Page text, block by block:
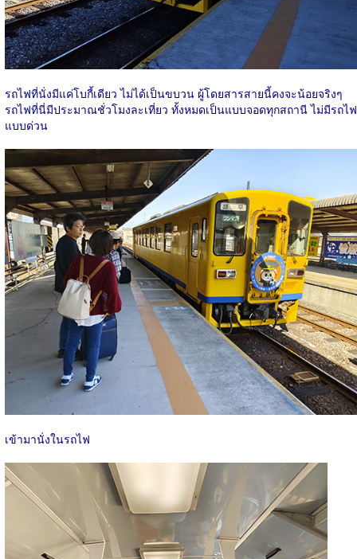
รถไฟที่นั่งมีแค่โบกี้เดียว ไม่ได้เป็นขบวน ผู้โดยสารสายนี้คงจะน้อยจริงๆ
รถไฟที่นี่มีประมาณชั่วโมงละเที่ยว ทั้งหมดเป็นแบบจอดทุกสถานี ไม่มีรถไฟ
แบบด่วน
เข้ามานั่งในรถไฟ